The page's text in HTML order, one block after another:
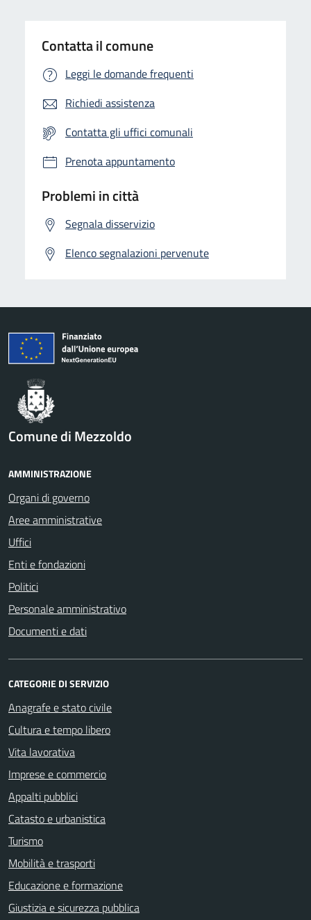
Contatta il comune
Leggi le domande frequenti
Richiedi assistenza
Contatta gli uffici comunali
Prenota appuntamento
Problemi in città
Segnala disservizio
Elenco segnalazioni pervenute
Comune di Mezzoldo
AMMINISTRAZIONE
Organi di governo
Aree amministrative
Uffici
Enti e fondazioni
Politici
Personale amministrativo
Documenti e dati
CATEGORIE DI SERVIZIO
Anagrafe e stato civile
Cultura e tempo libero
Vita lavorativa
Imprese e commercio
Appalti pubblici
Catasto e urbanistica
Turismo
Mobilità e trasporti
Educazione e formazione
Giustizia e sicurezza pubblica